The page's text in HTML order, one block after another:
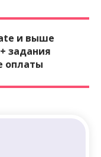
и выше
задания
оплаты